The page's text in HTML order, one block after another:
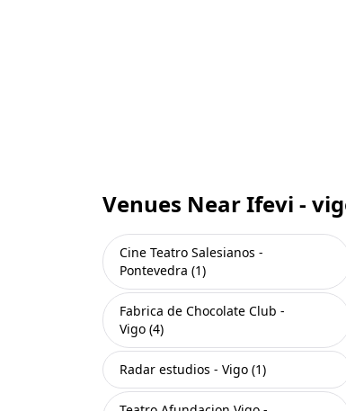
Venues Near Ifevi -
Cine Teatro Salesianos -
Pontevedra (1)
Fabrica de Chocolate Club -
Vigo (4)
Radar estudios - Vigo (1)